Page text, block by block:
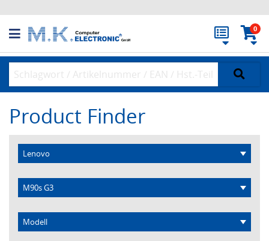
0
Product Finder